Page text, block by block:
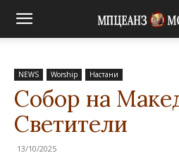
NEWS Worship Настани
Собор на
Светители
13/10/2025